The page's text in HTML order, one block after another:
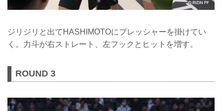
ジリジリと出てHASHIMOTOにプレッシャーを掛けてい
く。力斗が右ストレート、左フックとヒットを増す。
ROUND 3